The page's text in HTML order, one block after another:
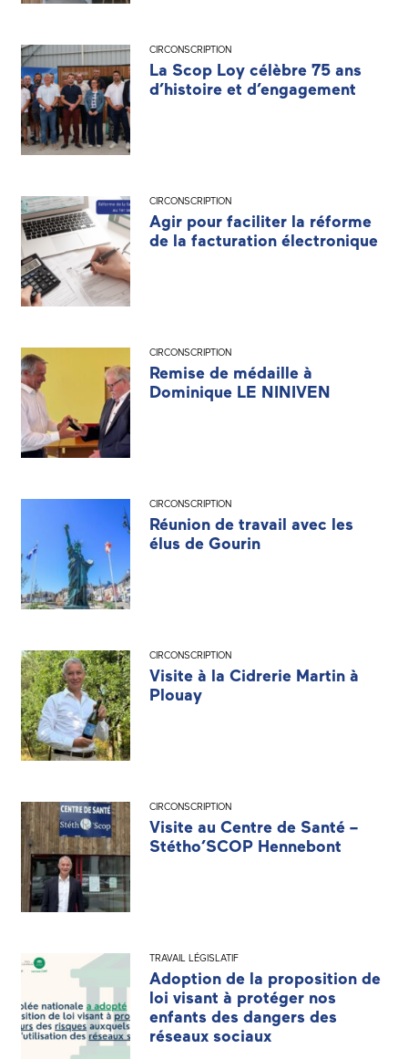
CIRCONSCRIPTION
La Scop Loy célèbre 75 ans
d’histoire et d’engagement
CIRCONSCRIPTION
Agir pour faciliter la réforme
de la facturation électronique
CIRCONSCRIPTION
Remise de médaille à
Dominique LE NINIVEN
CIRCONSCRIPTION
Réunion de travail avec les
élus de Gourin
CIRCONSCRIPTION
Visite à la Cidrerie Martin à
Plouay
CIRCONSCRIPTION
Visite au Centre de Santé –
Stétho’SCOP Hennebont
TRAVAIL LÉGISLATIF
Adoption de la proposition de
loi visant à protéger nos
enfants des dangers des
réseaux sociaux